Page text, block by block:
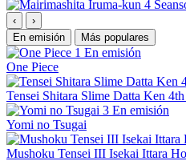
‹
›
En emisión
Más populares
1 En emisión
One Piece
Tensei Shitara Slime Datta Ken 4th
3 En emisión
Yomi no Tsugai
Mushoku Tensei III Isekai Ittara